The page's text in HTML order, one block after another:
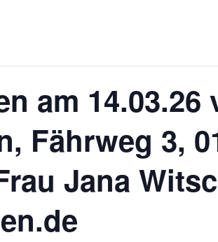
am 14.03.26
Fährweg 3,
Jana